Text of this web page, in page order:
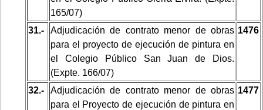
165/07)
31.-
Adjudicación de contrato menor de obras
para el proyecto de ejecución de pintura en
el Colegio Público San Juan de Dios.
(Expte. 166/07)
1476
32.-
Adjudicación de contrato menor de obras
para el Proyecto de ejecución de pintura en
1477